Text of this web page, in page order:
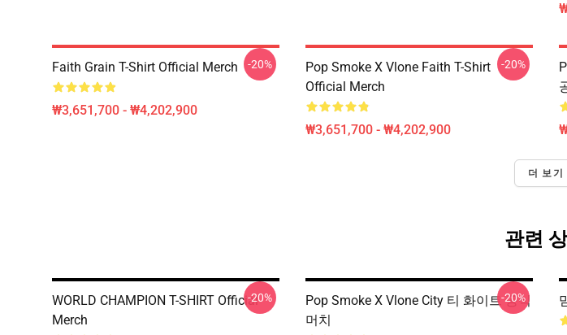
Faith Grain T-Shirt Official Merch
₩3,651,700 - ₩4,202,900
-20%
Pop Smoke X Vlone Faith T-Shirt
Official Merch
₩3,651,700 - ₩4,202,900
-20%
더 보기
관련
WORLD CHAMPION T-SHIRT Official
Merch
-20%
Pop Smoke X Vlone City 티 화이트 공식
머치
-20%